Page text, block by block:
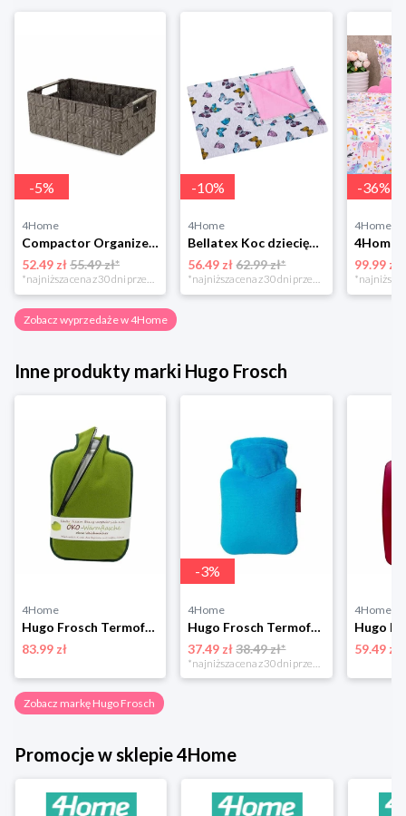
-5%
4Home
Compactor Organizer do przechowywania Toronto, 30 x 20 x 12 cm, ciemnobrązowy
52.49 zł55.49 zł*
*najniższa cena z 30 dni przed obniżką
-10%
4Home
Bellatex Koc dziecięcy Bára Butterfly różowy, 75 x 100 cm
56.49 zł 62.99 zł*
*najniższa cena z 30 dni przed obniżką
-36%
4Home
99.99 zł
Zobacz wyprzedaże w 4Home
Inne produkty marki Hugo Frosch
4Home
Hugo Frosch Termofor Eco Classic Comfort z pokrowcem softshell
83.99 zł
-3%
4Home
Hugo Frosch Termofor dziecięcy Uni, niebieski
37.49 zł 38.49 zł*
4Home
59.49 zł
Zobacz markę Hugo Frosch
Promocje w sklepie 4Home